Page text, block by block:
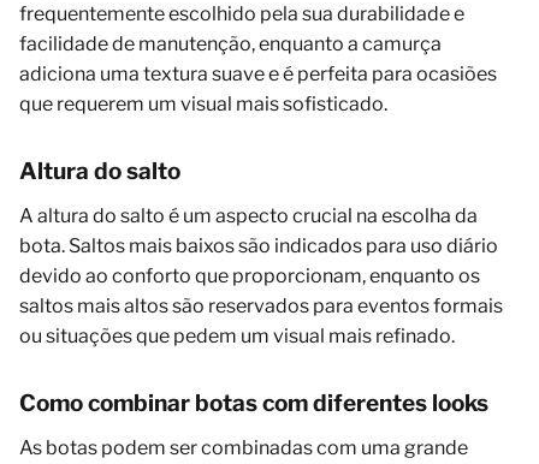
frequentemente escolhido pela sua durabilidade e
facilidade de manutenção, enquanto a camurça
adiciona uma textura suave e é perfeita para ocasiões
que requerem um visual mais sofisticado.
Altura do salto
A altura do salto é um aspecto crucial na escolha da
bota. Saltos mais baixos são indicados para uso diário
devido ao conforto que proporcionam, enquanto os
saltos mais altos são reservados para eventos formais
ou situações que pedem um visual mais refinado.
Como combinar botas com diferentes looks
As botas podem ser combinadas com uma grande